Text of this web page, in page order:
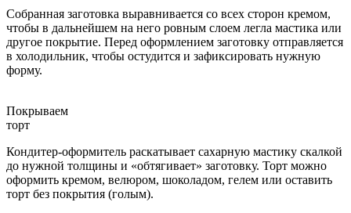
Собранная заготовка выравнивается со всех сторон кремом,
чтобы в дальнейшем на него ровным слоем легла мастика или
другое покрытие. Перед оформлением заготовку отправляется
в холодильник, чтобы остудится и зафиксировать нужную
форму.
Покрываем
торт
Кондитер-оформитель раскатывает сахарную мастику скалкой
до нужной толщины и «обтягивает» заготовку. Торт можно
оформить кремом, велюром, шоколадом, гелем или оставить
торт без покрытия (голым).